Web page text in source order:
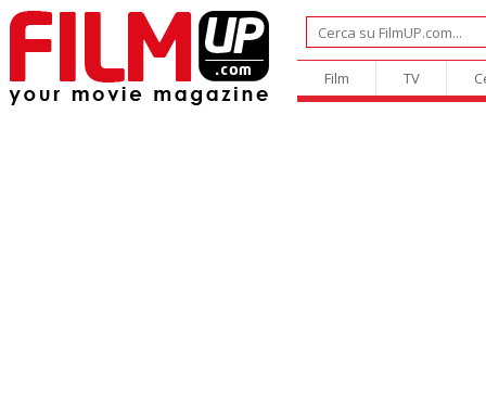
Film TV